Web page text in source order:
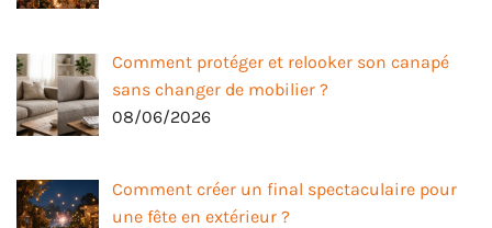
Comment protéger et relooker son canapé
sans changer de mobilier ?
08/06/2026
Comment créer un final spectaculaire pour
une fête en extérieur ?